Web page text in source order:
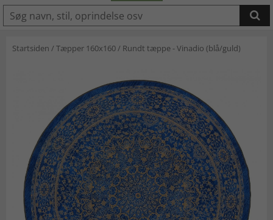
LAGT I INDKØBSKURVEN.
Startsiden /Tæpper 160x160/ Rundt tæppe - Vinadio (blå/guld)